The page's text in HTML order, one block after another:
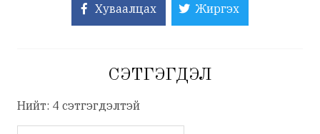
Хуваалцах Жиргэх
СЭТГЭГДЭЛ
Нийт: 4 сэтгэгдэлтэй